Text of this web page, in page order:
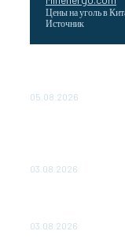
Цены на уголь в
Источник
05.08.2026
03.08.2026
03.08.2026